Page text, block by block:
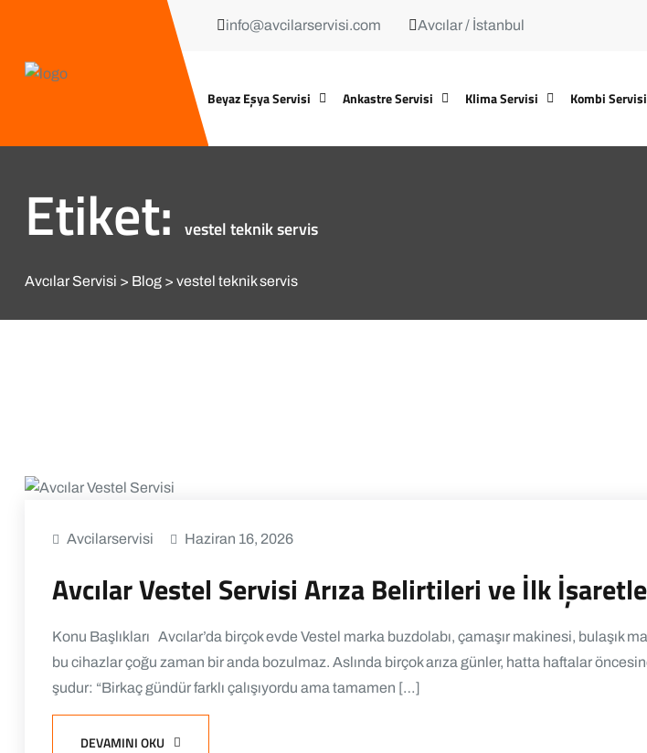
info@avcilarservisi.com Avcılar / İstanbul
Beyaz Eşya Servisi Ankastre Servisi Klima Servisi Kombi Servisi
Etiket: vestel teknik servis
Avcılar Servisi Blog vestel teknik servis
Avcilarservisi Haziran 16, 2026
Avcılar Vestel Servisi Arıza Belirtileri ve İlk
Konu Başlıkları Avcılar’da birçok evde Vestel marka buzdolabı, çamaşır makinesi,
bu cihazlar çoğu zaman bir anda bozulmaz. Aslında birçok arıza günler, hatta haftalar
şudur: “Birkaç gündür farklı çalışıyordu ama tamamen […]
DEVAMINI OKU